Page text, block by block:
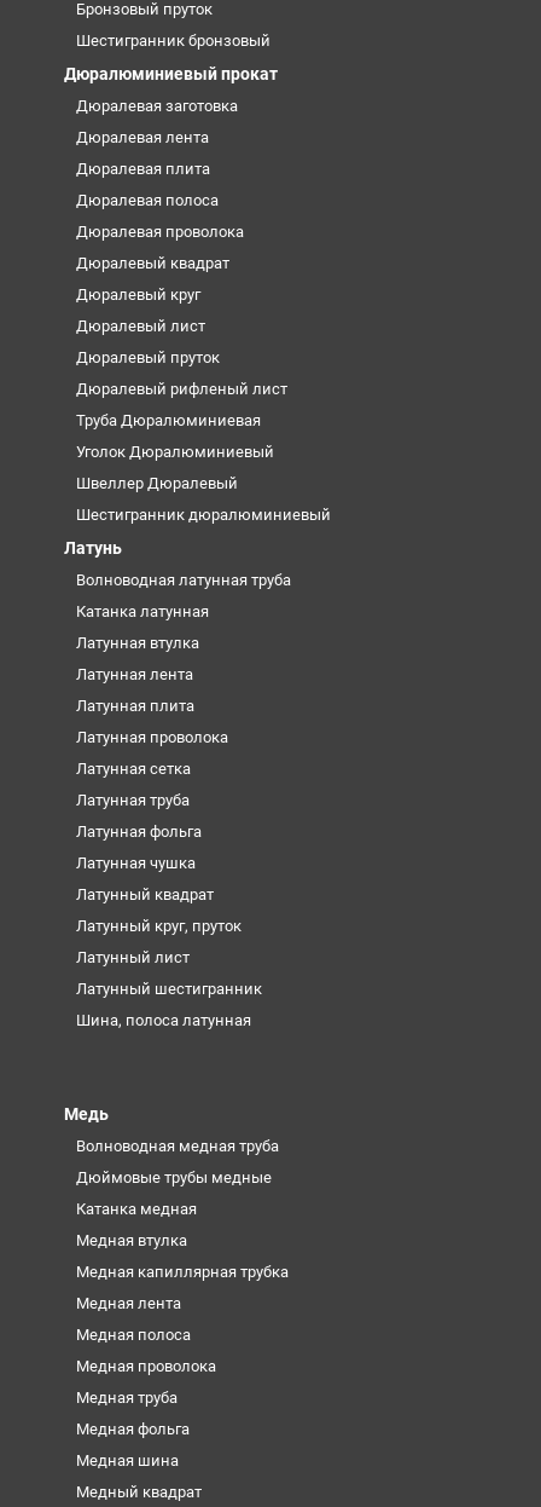
Бронзовый пруток
Шестигранник бронзовый
Дюралюминиевый прокат
Дюралевая заготовка
Дюралевая лента
Дюралевая плита
Дюралевая полоса
Дюралевая проволока
Дюралевый квадрат
Дюралевый круг
Дюралевый лист
Дюралевый пруток
Дюралевый рифленый лист
Труба Дюралюминиевая
Уголок Дюралюминиевый
Швеллер Дюралевый
Шестигранник дюралюминиевый
Латунь
Волноводная латунная труба
Катанка латунная
Латунная втулка
Латунная лента
Латунная плита
Латунная проволока
Латунная сетка
Латунная труба
Латунная фольга
Латунная чушка
Латунный квадрат
Латунный круг, пруток
Латунный лист
Латунный шестигранник
Шина, полоса латунная
Медь
Волноводная медная труба
Дюймовые трубы медные
Катанка медная
Медная втулка
Медная капиллярная трубка
Медная лента
Медная полоса
Медная проволока
Медная труба
Медная фольга
Медная шина
Медный квадрат